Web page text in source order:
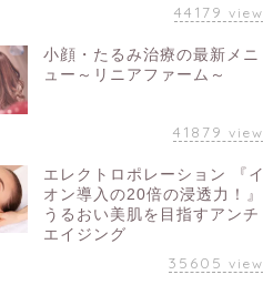
44179 view
小顔・たるみ治療の最新メニ
ュー～リニアファーム～
41879 view
エレクトロポレーション 『イ
オン導入の20倍の浸透力！』
うるおい美肌を目指すアンチ
エイジング
35605 view